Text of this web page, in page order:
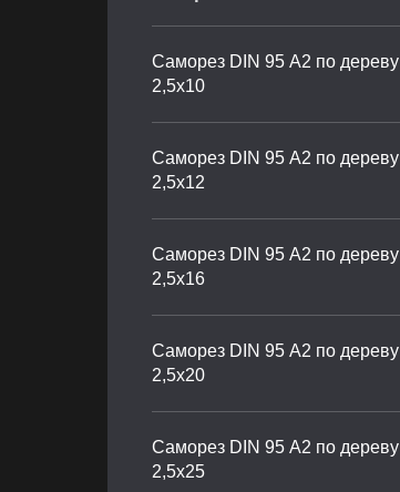
Саморез DIN 95 А2 по дереву
2,5х10
Саморез DIN 95 А2 по дереву
2,5х12
Саморез DIN 95 А2 по дереву
2,5х16
Саморез DIN 95 А2 по дереву
2,5х20
Саморез DIN 95 А2 по дереву
2,5х25